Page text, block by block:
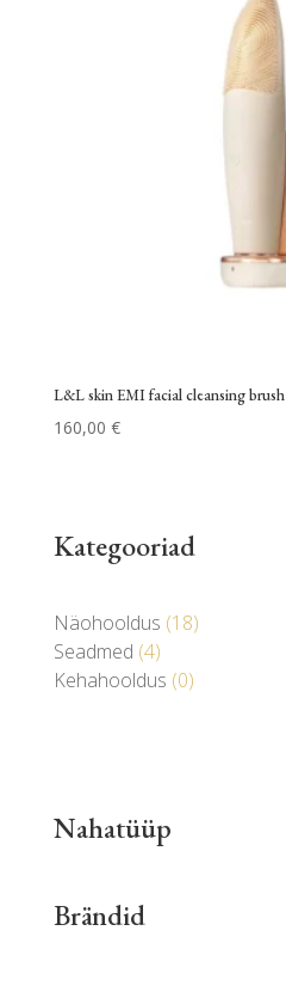
L&L skin EMI facial cleansing brush
160,00 €
Kategooriad
Näohooldus 1818
toodet
Seadmed 44
toodet
Kehahooldus 00
toodet
Nahatüüp
Brändid